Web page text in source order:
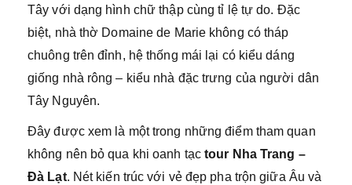
Tây với dạng hình chữ thập cùng tỉ lệ tự do. Đặc
biệt, nhà thờ Domaine de Marie không có tháp
chuông trên đỉnh, hệ thống mái lại có kiểu dáng
giống nhà rông – kiểu nhà đặc trưng của người dân
Tây Nguyên.
Đây được xem là một trong những điểm tham quan
không nên bỏ qua khi oanh tạctour Nha Trang –
Đà Lạt. Nét kiến trúc với vẻ đẹp pha trộn giữa Âu và